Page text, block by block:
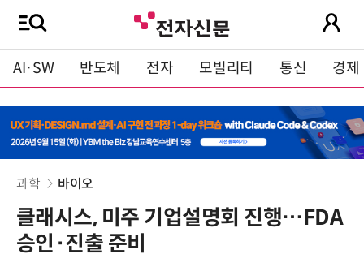
AI·SW 반도체 전자 모빌리티 통신 경제
과학 바이오
클래시스, 미주 기업설명회 진행…FDA
승인·진출 준비